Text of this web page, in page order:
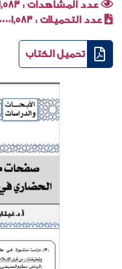
عدد المشاهدات :
عدد التحميلات :
تحميل الكتاب